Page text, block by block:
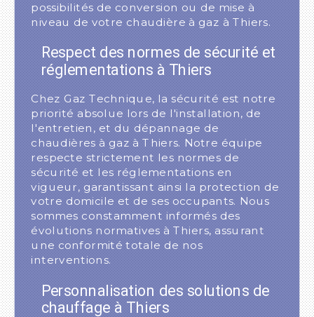
possibilités de conversion ou de mise à
niveau de votre chaudière à gaz à Thiers.
Respect des normes de sécurité et
réglementations à Thiers
Chez Gaz Technique, la sécurité est notre
priorité absolue lors de l'installation, de
l'entretien, et du dépannage de
chaudières à gaz à Thiers. Notre équipe
respecte strictement les normes de
sécurité et les réglementations en
vigueur, garantissant ainsi la protection de
votre domicile et de ses occupants. Nous
sommes constamment informés des
évolutions normatives à Thiers, assurant
une conformité totale de nos
interventions.
Personnalisation des solutions de
chauffage à Thiers